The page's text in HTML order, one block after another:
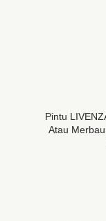
Pintu
Atau